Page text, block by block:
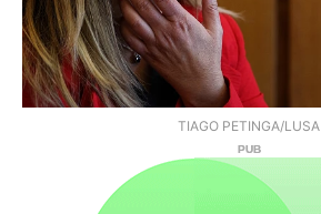
TIAGO PETINGA/LUSA